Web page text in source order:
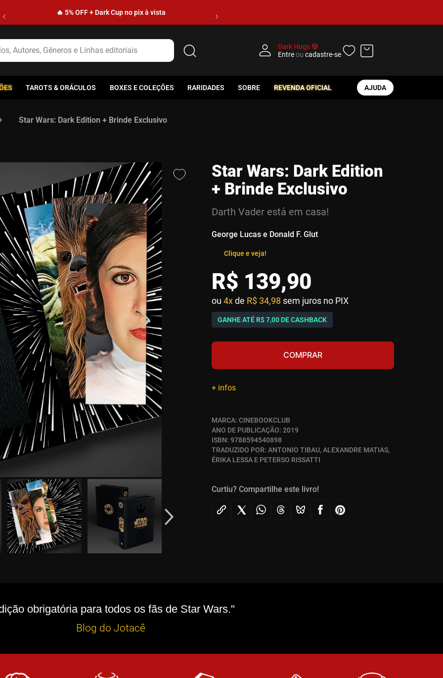
🔥 5% OFF + Dark Cup no pix à vista
Dark Hugs 💀
Entreou cadastre-se
TAROTS & ORÁCULOS BOXES E COLEÇÕES RARIDADES SOBRE REVENDA OFICIAL AJUDA
Star Wars: Dark Edition + Brinde Exclusivo
Star Wars: Dark Edition
+ Brinde Exclusivo
Darth Vader está em casa!
George Lucas e Donald F. Glut
Clique e veja!
R$ 139,90
ou 4xde R$ 34,98 sem juros no PIX
GANHE ATÉ R$ 7,00 DE CASHBACK
COMPRAR
+ infos
MARCA: CINEBOOKCLUB
ANO DE PUBLICAÇÃO: 2019
ISBN: 9788594540898
TRADUZIDO POR: ANTONIO TIBAU, ALEXANDRE MATIAS,
ÉRIKA LESSA E PETERSO RISSATTI
Curtiu? Compartilhe este livro!
obrigatória para todos os fãs de Star Wars."
Blog do Jotacê